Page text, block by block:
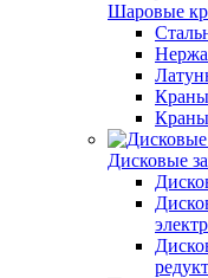
Шаровые
Дисковые